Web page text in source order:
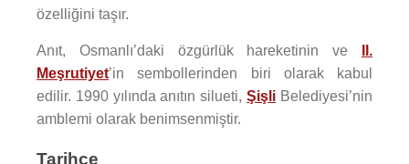
özelliğini taşır.
Anıt, Osmanlı’daki özgürlük hareketinin ve
II.
Meşrutiyet’in sembollerinden biri olarak kabul
edilir. 1990 yılında anıtın silueti,Şişli Belediyesi’nin
amblemi olarak benimsenmiştir.
Tarihçe